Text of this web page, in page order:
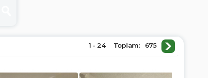
1 - 24 Toplam: 675